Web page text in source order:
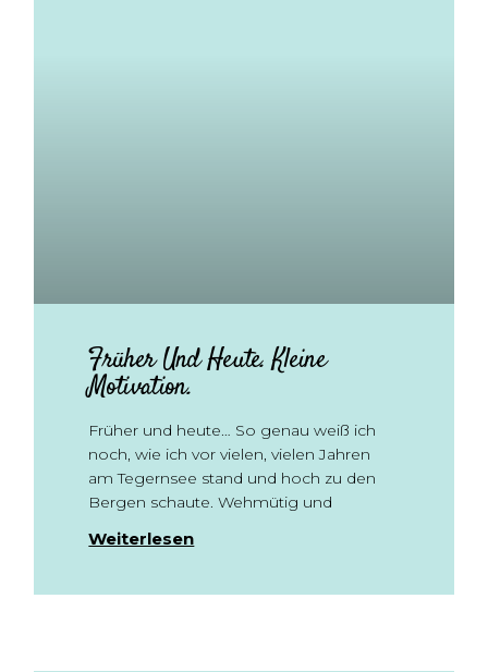
Früher Und Heute. Kleine
Motivation.
Früher und heute… So genau weiß ich
noch, wie ich vor vielen, vielen Jahren
am Tegernsee stand und hoch zu den
Bergen schaute. Wehmütig und
Weiterlesen